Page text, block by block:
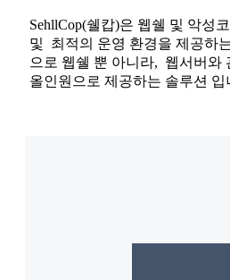
SehllCop(쉘캅)은 웹쉘 및 악성
및 최적의 운영 환경을 제공하
으로 웹쉘 뿐 아니라, 웹서버와
올인원으로 제공하는 솔루션 입